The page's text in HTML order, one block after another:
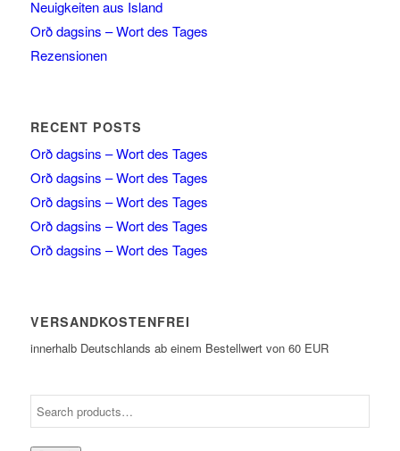
Neuigkeiten aus Island
Orð dagsins – Wort des Tages
Rezensionen
RECENT POSTS
Orð dagsins – Wort des Tages
Orð dagsins – Wort des Tages
Orð dagsins – Wort des Tages
Orð dagsins – Wort des Tages
Orð dagsins – Wort des Tages
VERSANDKOSTENFREI
innerhalb Deutschlands ab einem Bestellwert von 60 EUR